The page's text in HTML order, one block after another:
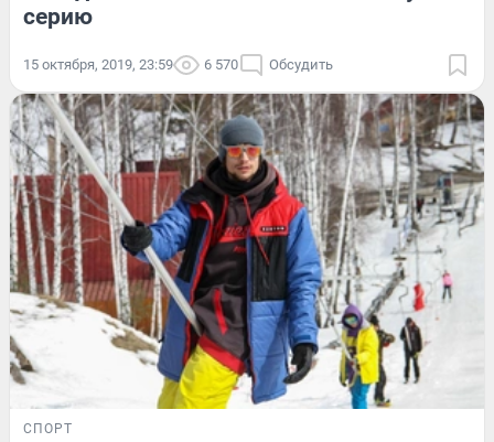
серию
15 октября, 2019, 23:59 6 570 Обсудить
СПОРТ